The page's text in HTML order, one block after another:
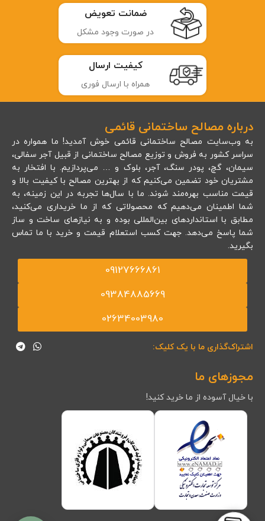
ضمانت تعویض
در صورت وجود مشکل
کیفیت ارسال
همراه با ارسال فوری
درباره مصالح ساختمانی قائمی
به وب‌سایت مصالح ساختمانی قائمی خوش آمدید! ما همواره در
سراسر کشور به فروش و توزیع مصالح ساختمانی از قبیل آجر سفالی،
سیمان، گچ، پودر سنگ، آجر، بلوک و … می‌پردازیم. با افتخار به
مشتریان خود تضمین می‌کنیم که از بهترین مصالح با کیفیت بالا و
قیمت مناسب بهره‌مند شوند. ما با سال‌ها تجربه در این زمینه، به
شما اطمینان می‌دهیم که محصولاتی که از ما خریداری می‌کنید،
مطابق با استانداردهای بین‌المللی بوده و به نیازهای ساخت و ساز
شما پاسخ می‌دهد. جهت کسب استعلام قیمت و خرید با ما تماس
بگیرید.
09127666861
09384885669
02634003980
اشتراک‌گذاری ما با یک کلیک:
مجوزهای ما
با خیال آسوده از ما خرید کنید!
ارسال